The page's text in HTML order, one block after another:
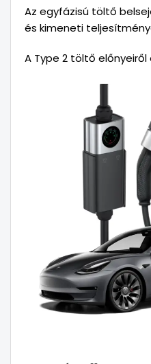
Az egyfázisú töltő
és kimeneti
A Type 2 töltő